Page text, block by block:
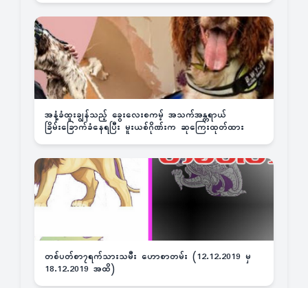
အနံ့ခံထူးချွန်သည့် ခွေးလေးစကမ့် အသက်အန္တရာယ်
ခြိမ်းခြောက်ခံနေရပြီး မူးယစ်ဂိုဏ်းက ဆုကြေးထုတ်ထား
တစ်ပတ်စာ၇ရက်သားသမီး ဟောစာတမ်း (12.12.2019 မှ
18.12.2019 အထိ)